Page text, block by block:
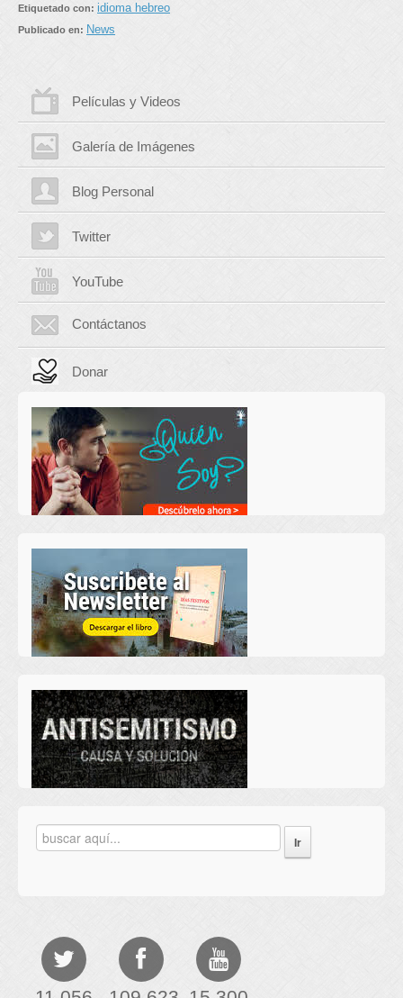
Etiquetado con: idioma hebreo
Publicado en: News
Películas y Videos
Galería de Imágenes
Blog Personal
Twitter
YouTube
Contáctanos
Donar